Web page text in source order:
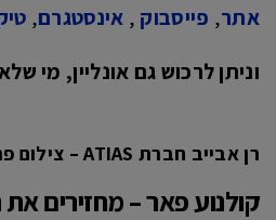
אתר, פייסבוק , אינסטגרם,
וניתן לרכוש גם אונליין, מי
רן אבייב חברת ATIAS – צילום פרטי
קולנוע פאר – מחזירים